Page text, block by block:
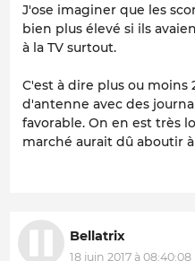
J'ose imaginer que les
bien plus élevé si ils
à la TV surtout.
C'est à dire plus ou moins
d'antenne avec des
favorable. On en est très
marché aurait dû aboutir
Bellatrix
18 juin 2017 à 08:40:08